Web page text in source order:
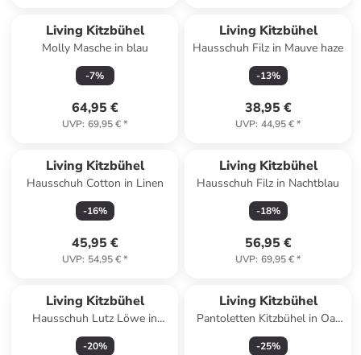
Living Kitzbühel
Molly Masche in blau
-7%
64,95 €
UVP: 69,95 €*
Living Kitzbühel
Hausschuh Filz in Mauve haze
-13%
38,95 €
UVP: 44,95 €*
Living Kitzbühel
Hausschuh Cotton in Linen
-16%
45,95 €
UVP: 54,95 €*
Living Kitzbühel
Hausschuh Filz in Nachtblau
-18%
56,95 €
UVP: 69,95 €*
Living Kitzbühel
Hausschuh Lutz Löwe in
Marine
-20%
Living Kitzbühel
Pantoletten Kitzbühel in Oat
milk
-25%